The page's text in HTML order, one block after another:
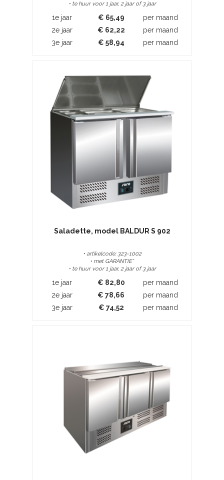
• te huur voor 1 jaar, 2 jaar of 3 jaar
1e jaar € 65,49
per maand
2e jaar
€ 62,22
per maand
3e jaar
€ 58,94 per maand
Saladette, model BALDUR S 902
• artikelcode: 323-1002
• met GARANTIE*
• te huur voor 1 jaar, 2 jaar of 3 jaar
1e jaar € 82,80
per maand
2e jaar
€ 78,66
per maand
3e jaar
€ 74,52 per maand